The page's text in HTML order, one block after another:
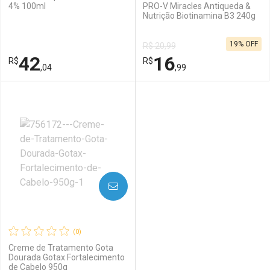
4% 100ml
R$42,04
Laboratório
Por Menos
PRO-V Miracles Antiqueda &
Nutrição Biotinamina B3 240g
R$ 20,99
R$16,99
19% OFF
(0)
Creme de Tratamento Gota
Dourada Gotax Fortalecimento
de Cabelo 950g
AVISE-ME